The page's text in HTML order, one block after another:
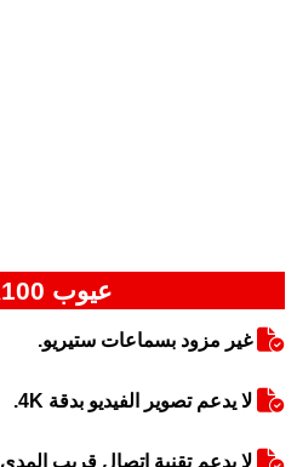
عيوب itel A100
غير مزود بسماعات ستيريو.
لا يدعم تصوير الفيديو بدقة 4K.
لا يدعم تقنية اتصال قريب المدى NFC.